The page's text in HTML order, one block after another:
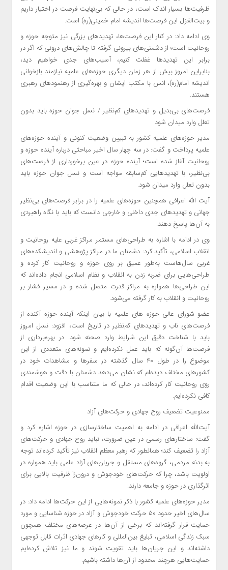
ظرفیت‌ها بسیار اندک است، در حالی که بی‌نهایت فرصت در اختیار داریم
و بیت‌الغزل این فرصت‌ها اندیشه امام خمینی(ره) است.
وی ادامه داد: در کنار این فرصت‌ها، تهدیدهای بزرگی نیز متوجه حوزه و
روحانیت است؛ از دشمنی‌های بیرونی گرفته تا چالش‌های درونی که اگر در
برابر این تهدیدها غفلت کنیم، آسیب‌های جدی خواهیم دید،
بنابراین امروز بیش از هر زمان دیگری حوزه‌های علمیه نیازمند بازخوانی
اندیشه امام(ره)، انس با مکتب ایشان و بهره‌گیری از رهنمودهای رهبری
هستند.
فرصت‌های بی‌بدیل و تهدیدهای کم‌نظیر / نسل جوان حوزه باید بدون
تعلل وارد میدان شود
مدیر حوزه‌های علمیه کشور به تبیین وضعیت کنونی و آینده حوزه‌های
علمیه پرداخت و گفت: در سه چهار سال اخیر مباحثی درباره آینده حوزه و
روحانیت آغاز شده است؛ آینده حوزه در عین برخورداری از فرصت‌های
بی‌نظیر، با تهدیدهایی کم‌سابقه مواجه است و نسل جوان حوزه باید
بدون تعلل وارد میدان شود.
آیت الله اعرافی همچنین حوزه‌های علمیه را در برابر فرصت‌های بی‌نظیر
جهانی و تهدیدهای جدی داخلی و خارجی دانست که باید با نگاه راهبردی
به آن‌ها پاسخ دهند.
وی در ادامه با اشاره به طراحی‌های مستمر مراکز غربی علیه روحانیت و
انقلاب اسلامی، تأکید کرد: دشمنان ما در مراکز پژوهشی و اندیشکده‌های
غربی سال‌هاست به‌طور عمیق بر روی حوزه و روحانیت کار کرده و
طراحی‌هایی برای ضربه زدن به انقلاب و نظام اسلامی انجام داده‌اند که
این طراحی‌ها همواره به مراکز قدرت متصل شده و در مسیر فشار بر
روحانیت و انقلاب به کار گرفته می‌شود.
عضو شورای عالی حوزه های علمیه با بیان اینکه آینده حوزه آکنده از
فرصت‌های ناب و تهدیدهای کم‌نظیر در تاریخ است، افزود: نسل امروز
باید با شناخت دقیق این شرایط وارد صحنه شود. در بهره‌برداری از
فرصت‌ها آن‌گونه که باید عمل نکرده‌ایم و نمونه‌های متعددی از این
موضوع را در طول ۴۰ سال گذشته در سفرها و مشاهدات خود در
کشورهای مختلف دیده‌ام که نشان می‌دهد دشمنان با دقت و هوشمندی
روی روحانیت کار کرده‌اند، در حالی که ما متناسب با این وضعیت اقدام
کافی نکرده‌ایم.
ممنوعیت تضعیف روح جهادی و حرکت‌های آزاد
آیت‌الله اعرافی در ادامه به اهمیت ساختارسازی در حوزه اشاره کرد و
گفت: ساختارهای رسمی در عین ضرورت، نباید روح جهادی و حرکت‌های
آزاد را تضعیف کند؛ همانطور که رهبر معظم انقلاب نیز تأکید کرده‌اند توجه
به بدنه مردمی، گروه‌های مستقل و جریان‌های آزاد علمی باید همواره در
اولویت باشد، چرا که حرکت‌های خودجوش و درون‌زا ظرفیت بالایی برای
اثرگذاری در حوزه و جامعه دارند.
مدیر حوزه‌های علمیه کشور با ذکر نمونه‌هایی از این حرکت‌ها ادامه داد: در
سال‌های اخیر حدود ۵۰ حرکت خودجوش و آزاد در حوزه شناسایی و مورد
حمایت قرار گرفته‌اند که برخی از آن‌ها در عرصه‌های مختلف همچون
سبک زندگی اسلامی، تبلیغ بین‌المللی و کارهای جهادی اثرات قابل توجهی
داشته‌اند و این جریان‌ها باید تقویت شوند و ما نیز تلاش کرده‌ایم
حمایت‌هایی هرچند محدود از آن‌ها داشته باشیم.